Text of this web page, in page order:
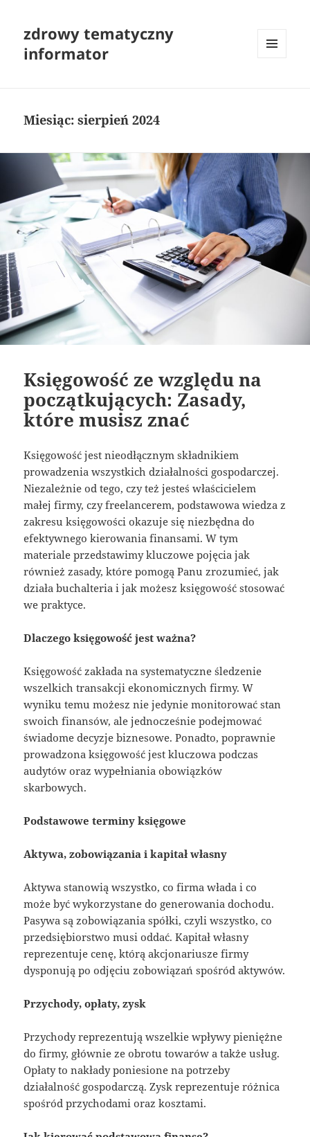
zdrowy tematyczny
informator
Miesiąc:sierpień 2024
Księgowość ze względu na
początkujących: Zasady,
które musisz znać
Księgowość jest nieodłącznym składnikiem
prowadzenia wszystkich działalności gospodarczej.
Niezależnie od tego, czy też jesteś właścicielem
małej firmy, czy freelancerem, podstawowa wiedza z
zakresu księgowości okazuje się niezbędna do
efektywnego kierowania finansami. W tym
materiale przedstawimy kluczowe pojęcia jak
również zasady, które pomogą Panu zrozumieć, jak
działa buchalteria i jak możesz księgowość stosować
we praktyce.
Dlaczego księgowość jest ważna?
Księgowość zakłada na systematyczne śledzenie
wszelkich transakcji ekonomicznych firmy. W
wyniku temu możesz nie jedynie monitorować stan
swoich finansów, ale jednocześnie podejmować
świadome decyzje biznesowe. Ponadto, poprawnie
prowadzona księgowość jest kluczowa podczas
audytów oraz wypełniania obowiązków
skarbowych.
Podstawowe terminy księgowe
Aktywa, zobowiązania i kapitał własny
Aktywa stanowią wszystko, co firma włada i co
może być wykorzystane do generowania dochodu.
Pasywa są zobowiązania spółki, czyli wszystko, co
przedsiębiorstwo musi oddać. Kapitał własny
reprezentuje cenę, którą akcjonariusze firmy
dysponują po odjęciu zobowiązań spośród aktywów.
Przychody, opłaty, zysk
Przychody reprezentują wszelkie wpływy pieniężne
do firmy, głównie ze obrotu towarów a także usług.
Opłaty to nakłady poniesione na potrzeby
działalność gospodarczą. Zysk reprezentuje różnica
spośród przychodami oraz kosztami.